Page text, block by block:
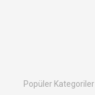
Popüler Kategoriler